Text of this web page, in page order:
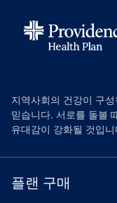
지역사회의 건강이 구
믿습니다. 서로를 돌볼
유대감이 강화될 것입니
플랜 구매